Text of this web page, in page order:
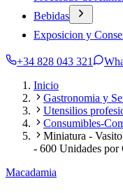
Bebidas
Exposicion y
+34 828 043 321
Inicio
Gastronomia y
Utensilios
Consumibles-
Miniatura -
- 600 Unidades por
Macadamia